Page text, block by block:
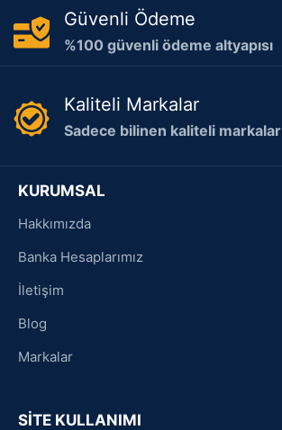
Güvenli Ödeme
%100 güvenli ödeme altyapısı
Kaliteli Markalar
Sadece bilinen kaliteli markalar
KURUMSAL
Hakkımızda
Banka Hesaplarımız
İletişim
Blog
Markalar
SİTE KULLANIMI